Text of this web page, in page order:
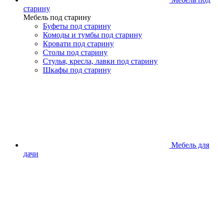
старину
Мебель под старину
Буфеты под старину
Комоды и тумбы под старину
Кровати под старину
Столы под старину
Стулья, кресла, лавки под старину
Шкафы под старину
Мебель для
дачи